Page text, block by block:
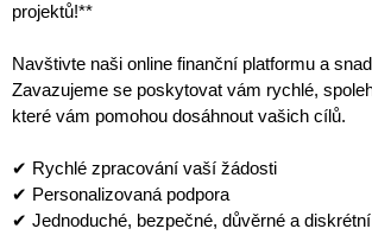
projektů!**
Navštivte naši online finanční platformu a
Zavazujeme se poskytovat vám rychlé,
které vám pomohou dosáhnout vašich cílů.
✔ Rychlé zpracování vaší žádosti
✔ Personalizovaná podpora
✔ Jednoduché, bezpečné, důvěrné a